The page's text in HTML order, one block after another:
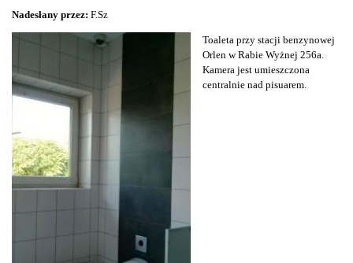
Nadesłany przez: F.Sz
Toaleta przy stacji benzynowej
Orlen w Rabie Wyżnej 256a.
Kamera jest umieszczona
centralnie nad pisuarem.